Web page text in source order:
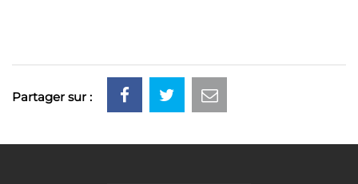
Partager sur :